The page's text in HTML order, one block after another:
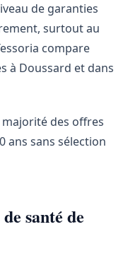
de garanties
surtout au
compare
à Doussard et dans
des offres
ans sans sélection
santé de